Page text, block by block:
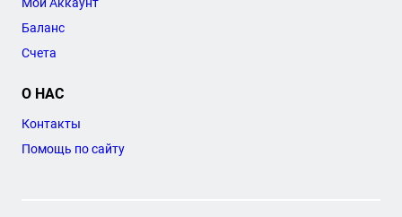
Мой Аккаунт
Баланс
Счета
О НАС
Контакты
Помощь по сайту